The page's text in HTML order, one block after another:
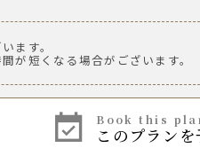
ます。
が短くなる場合がございます。
book this
このプラン